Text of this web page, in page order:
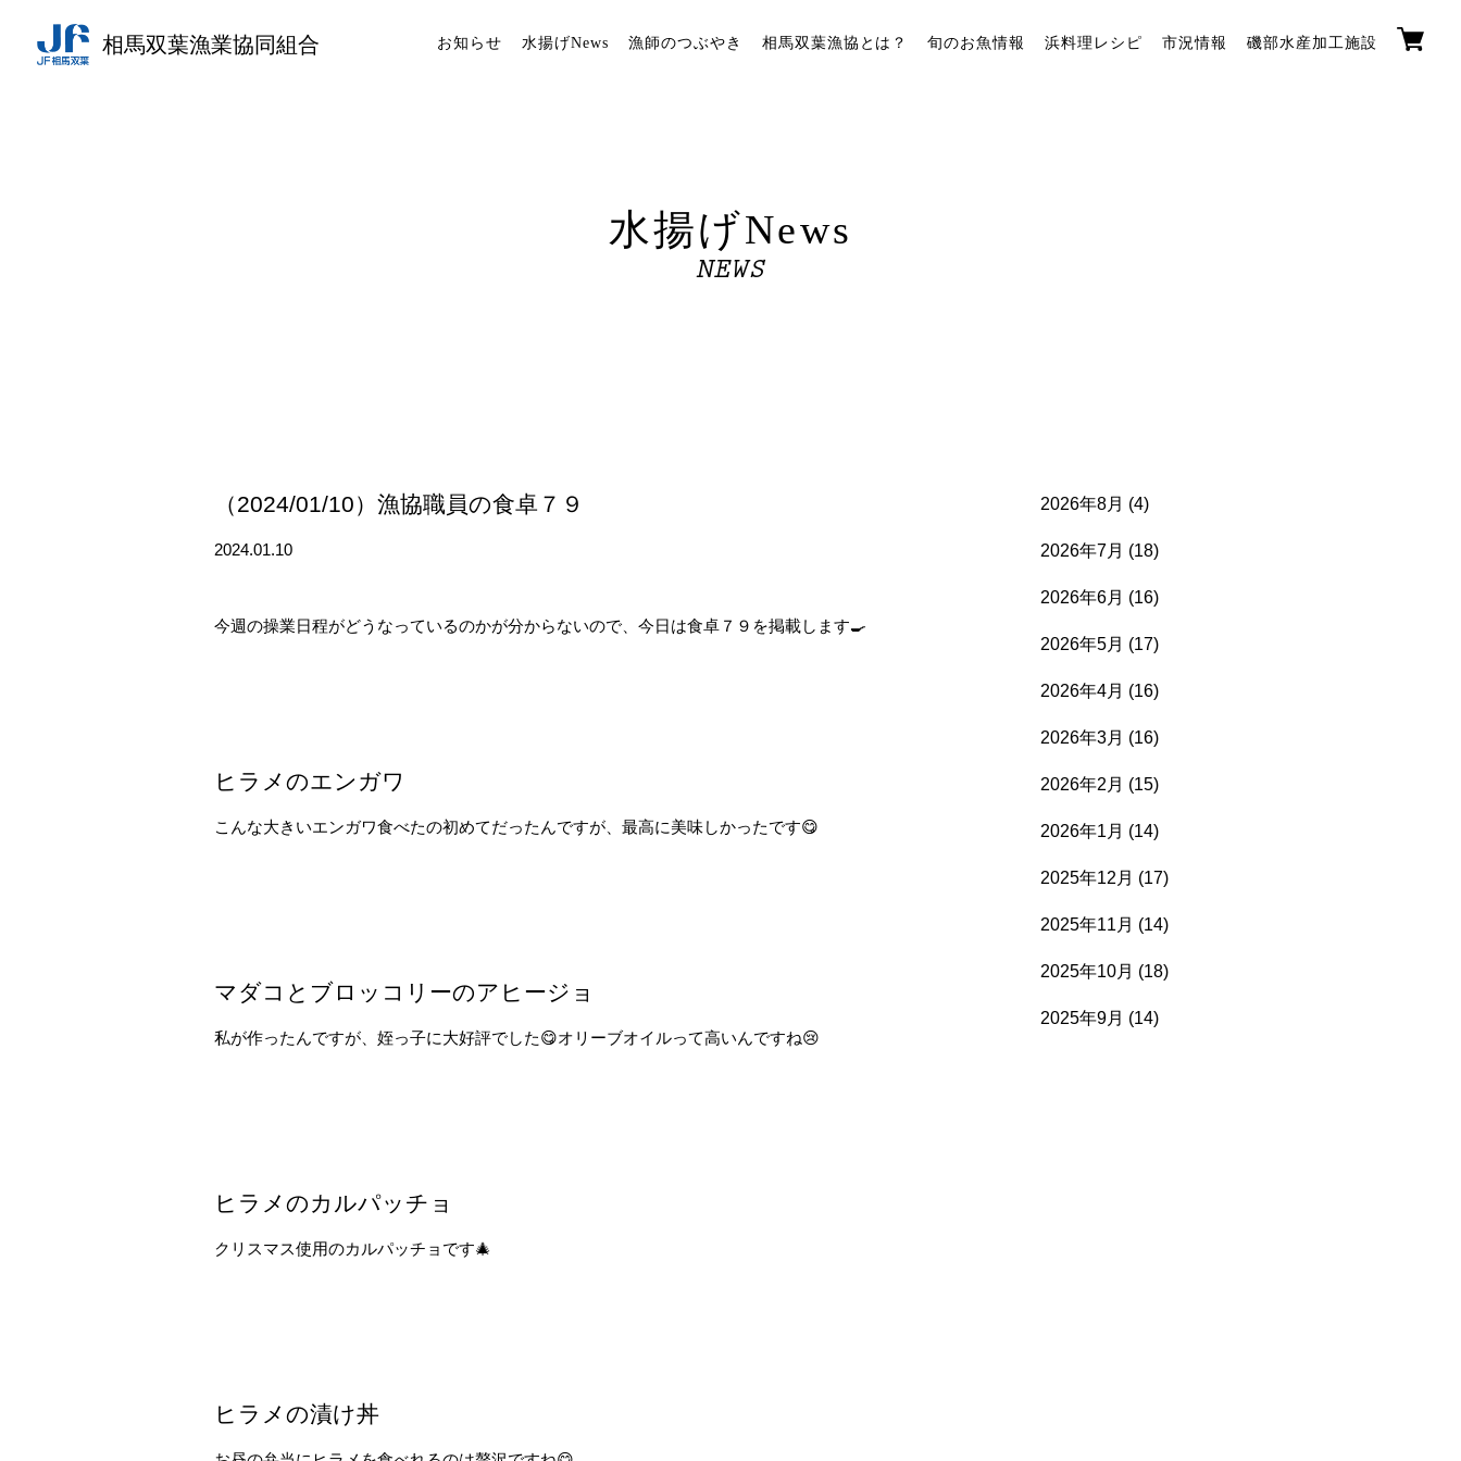
相馬双葉漁業協同組合 お知らせ 水揚げNews 漁師のつぶやき 相馬双葉漁協とは？ 旬のお魚情報 浜料理レシピ 市況情報 磯部水産加工施設
水揚げNews
NEWS
（2024/01/10）漁協職員の食卓７９
2024.01.10
今週の操業日程がどうなっているのかが分からないので、今日は食卓７９を掲載します🍳
ヒラメのエンガワ
こんな大きいエンガワ食べたの初めてだったんですが、最高に美味しかったです😋
マダコとブロッコリーのアヒージョ
私が作ったんですが、姪っ子に大好評でした😋オリーブオイルって高いんですね😢
ヒラメのカルパッチョ
クリスマス使用のカルパッチョです🎄
ヒラメの漬け丼
2026年8月 (4)
2026年7月 (18)
2026年6月 (16)
2026年5月 (17)
2026年4月 (16)
2026年3月 (16)
2026年2月 (15)
2026年1月 (14)
2025年12月 (17)
2025年11月 (14)
2025年10月 (18)
2025年9月 (14)